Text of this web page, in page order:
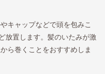
キャップなどで頭を包みこ
放置します。髪のいたみが激
ら巻くことをおすすめしま